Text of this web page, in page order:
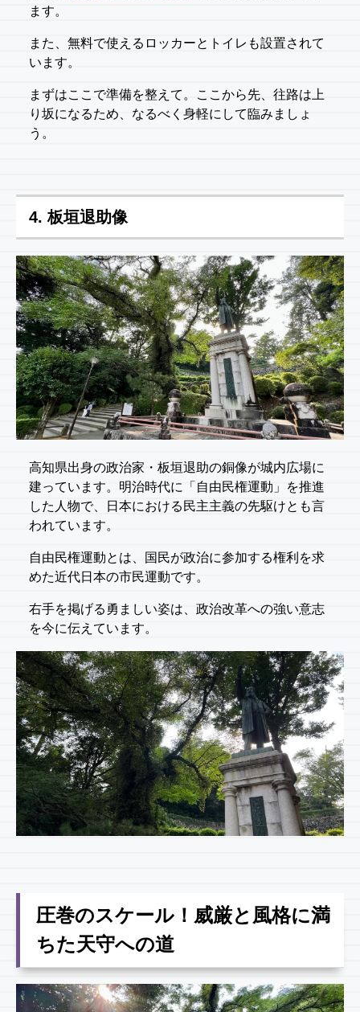
ます。
また、無料で使えるロッカーとトイレも設置されて
います。
まずはここで準備を整えて。ここから先、往路は上
り坂になるため、なるべく身軽にして臨みましょ
う。
4. 板垣退助像
高知県出身の政治家・板垣退助の銅像が城内広場に
建っています。明治時代に「自由民権運動」を推進
した人物で、日本における民主主義の先駆けとも言
われています。
自由民権運動とは、国民が政治に参加する権利を求
めた近代日本の市民運動です。
右手を掲げる勇ましい姿は、政治改革への強い意志
を今に伝えています。
圧巻のスケール！威厳と風格に満
ちた天守への道